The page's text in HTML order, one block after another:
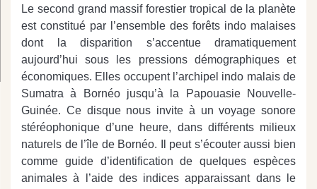
Le second grand massif forestier tropical de la planète
est constitué par l’ensemble des forêts indo malaises
dont la disparition s’accentue dramatiquement
aujourd’hui sous les pressions démographiques et
économiques. Elles occupent l’archipel indo malais de
Sumatra à Bornéo jusqu’à la Papouasie Nouvelle-
Guinée. Ce disque nous invite à un voyage sonore
stéréophonique d’une heure, dans différents milieux
naturels de l’île de Bornéo. Il peut s’écouter aussi bien
comme guide d’identification de quelques espèces
animales à l’aide des indices apparaissant dans le